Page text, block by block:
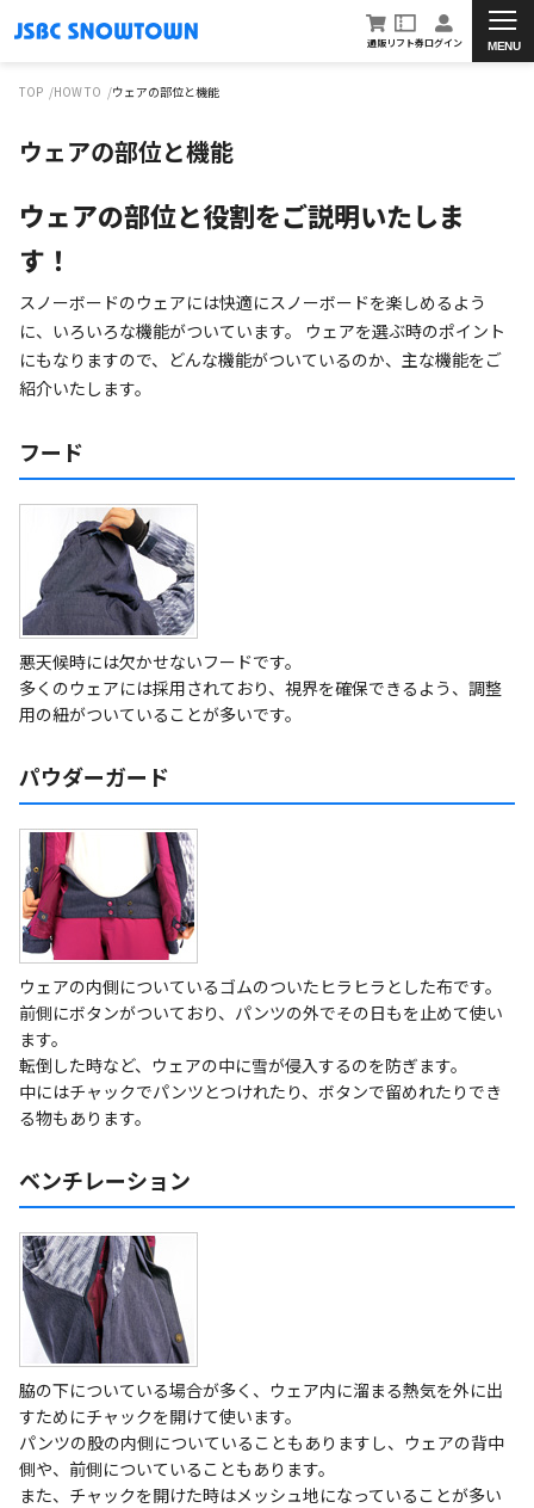
MENU
通販 リフト券ログイン
TOP HOW TO ウェアの部位と機能
ウェアの部位と機能
ウェアの部位と役割をご説明いたしま
す！
スノーボードのウェアには快適にスノーボードを楽しめるよう
に、いろいろな機能がついています。 ウェアを選ぶ時のポイント
にもなりますので、どんな機能がついているのか、主な機能をご
紹介いたします。
フード
悪天候時には欠かせないフードです。
多くのウェアには採用されており、視界を確保できるよう、調整
用の紐がついていることが多いです。
パウダーガード
ウェアの内側についているゴムのついたヒラヒラとした布です。
前側にボタンがついており、パンツの外でその日もを止めて使い
ます。
転倒した時など、ウェアの中に雪が侵入するのを防ぎます。
中にはチャックでパンツとつけれたり、ボタンで留めれたりでき
る物もあります。
ベンチレーション
脇の下についている場合が多く、ウェア内に溜まる熱気を外に出
すためにチャックを開けて使います。
パンツの股の内側についていることもありますし、ウェアの背中
側や、前側についていることもあります。
また、チャックを開けた時はメッシュ地になっていることが多い